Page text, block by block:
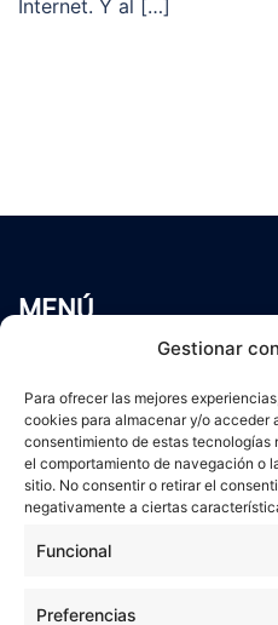
Gestionar
Para ofrecer las mejores
cookies para almacenar y/o acceder
consentimiento de estas tecnologías
el comportamiento de navegación o
sitio. No consentir o retirar el
negativamente a ciertas
Funcional
Preferencias
Internet. Y al […]
MENÚ
Servicios
Blog
Contacto
Aviso Legal
Política de cookies